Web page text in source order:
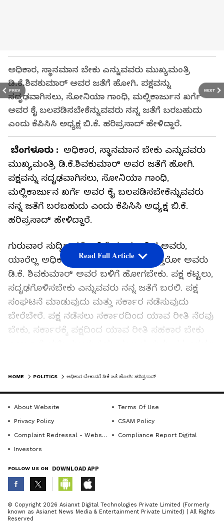
PREV NEXT
ಅಧಿಕಾರ, ಸ್ಥಾನಮಾನ ಬೇಕು ಎನ್ನುವವರು ಮುಖ್ಯಮಂತ್ರಿ
ಡಿ.ಕೆ.ಶಿವಕುಮಾರ್‌ ಅವರ ಜತೆಗೆ ಹೋಗಿ. ಪಕ್ಷವನ್ನು
ಸದೃಢವಾಗಿಸಲು, ಸೋನಿಯಾ ಗಾಂಧಿ, ಮಲ್ಲಿಕಾರ್ಜುನ ಖರ್ಗೆ
ಅವರ ಕೈ ಬಲಪಡಿಸಬೇಕೆನ್ನುವವರು ನನ್ನ ಜತೆಗೆ ಬರಬಹುದು
ಎಂದು ಕೆಪಿಸಿಸಿ ಅಧ್ಯಕ್ಷ ಬಿ.ಕೆ. ಹರಿಪ್ರಸಾದ್‌ ಹೇಳಿದ್ದಾರೆ.
ಬೆಂಗಳೂರು : ಅಧಿಕಾರ, ಸ್ಥಾನಮಾನ ಬೇಕು ಎನ್ನುವವರು
ಮುಖ್ಯಮಂತ್ರಿ ಡಿ.ಕೆ.ಶಿವಕುಮಾರ್‌ ಅವರ ಜತೆಗೆ ಹೋಗಿ.
ಪಕ್ಷವನ್ನು ಸದೃಢವಾಗಿಸಲು, ಸೋನಿಯಾ ಗಾಂಧಿ,
ಮಲ್ಲಿಕಾರ್ಜುನ ಖರ್ಗೆ ಅವರ ಕೈ ಬಲಪಡಿಸಬೇಕೆನ್ನುವವರು
ನನ್ನ ಜತೆಗೆ ಬರಬಹುದು ಎಂದು ಕೆಪಿಸಿಸಿ ಅಧ್ಯಕ್ಷ ಬಿ.ಕೆ.
ಹರಿಪ್ರಸಾದ್‌ ಹೇಳಿದ್ದಾರೆ.
ಗುರುವಾರ ಸುದ್ದಿಗಾರರೊಂದಿಗೆ ಮಾತನಾಡಿದ ಅವರು,
ಯಾರೆಲ್ಲ ಅಧಿಕಾರ, ಸ್ಥಾನಮಾನಕ್ಕಾಗಿ ಬರುತ್ತಾರೋ ಅವರು
ಡಿ.ಕೆ. ಶಿವಕುಮಾರ್‌ ಅವರ ಬಳಿಗೆ ಹೋಗಬೇಕು. ಪಕ್ಷ ಕಟ್ಟಲು,
ಸದೃಢಗೊಳಿಸಬೇಕು ಎನ್ನುವವರು ನನ್ನ ಜತೆಗೆ ಬರಲಿ. ಪಕ್ಷ
ಸಂಘಟನೆ ಮಾಡುವುದು ಮತ್ತು ಸರ್ಕಾರ ನಡೆಸುವುದು
ಬೇರೆಬೇರೆ. ಪಕ್ಷ ನಡೆಸಲು ಸರ್ಕಾರದಿಂದ ಯಾವ ರೀತಿ ನೆರವು
ಬೇಕು, ಸರ್ಕಾರಕ್ಕೆ ಪಕ್ಷದಿಂದ ಯಾವ ರೀತಿ ಸಹಕಾರ ಬೇಕು
ರಾಜ್ಯ ಸರ್ಕಾರವೂ ಕಾಂಗ್ರೆಸ್‌ನ ತತ್ವ, ಸಿದ್ಧಾಂತಗಳ ಮೇಲೆ
ನಡೆಯಬೇಕು. ಸಂವಿಧಾನ ರಕ್ಷಣೆ, ಮಹಾತ್ಮ ಗಾಂಧೀಜಿ ಅವರ
ಸರ್ವ ಧರ್ಮ ಸಮಭಾವ ತತ್ವದ ಅಡಿ ಸಾಗಬೇಕು.
ಎಸ್‌ಐಆರ್‌ ಮೂಲಕ ಮತದಾರರ ಹಕ್ಕು ಕಸಿಯುವ ಪ್ರಯತ್ನ
ಆರಂಭವಾಗಿದ್ದು, ಅದನ್ನು ತಡೆಯಲು ಸರ್ಕಾರ
ಮುಂದಾಗಬೇಕು ಎಂದು ಹೇಳಿದರು.
Related Articles
Read Full Article
ABOUT THE AUTHOR
SN Sujatha NR
HOME POLITICS ಅಧಿಕಾರ ಬೇಕಾದರೆ ಡಿಕೆ ಜತೆ ಹೋಗಿ: ಹರಿಪ್ರಸಾದ್
About Website
Terms Of Use
Privacy Policy
CSAM Policy
Complaint Redressal - Website
Compliance Report Digital
Investors
FOLLOW US ON DOWNLOAD APP
© Copyright 2026 Asianxt Digital Technologies Private Limited (Formerly
known as Asianet News Media & Entertainment Private Limited) | All Rights
Reserved